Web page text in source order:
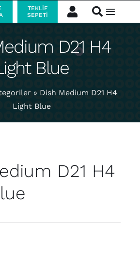
Toggle
Kurumsal
Ürünler
TEKLIF
SEPETI
D21 H4
Blue
» Dish Medium D21 H4
Light Blue
D21 H4